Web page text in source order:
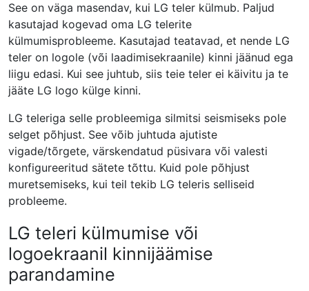
See on väga masendav, kui LG teler külmub. Paljud
kasutajad kogevad oma LG telerite
külmumisprobleeme. Kasutajad teatavad, et nende LG
teler on logole (või laadimisekraanile) kinni jäänud ega
liigu edasi. Kui see juhtub, siis teie teler ei käivitu ja te
jääte LG logo külge kinni.
LG teleriga selle probleemiga silmitsi seismiseks pole
selget põhjust. See võib juhtuda ajutiste
vigade/tõrgete, värskendatud püsivara või valesti
konfigureeritud sätete tõttu. Kuid pole põhjust
muretsemiseks, kui teil tekib LG teleris selliseid
probleeme.
LG teleri külmumise või
logoekraanil kinnijäämise
parandamine